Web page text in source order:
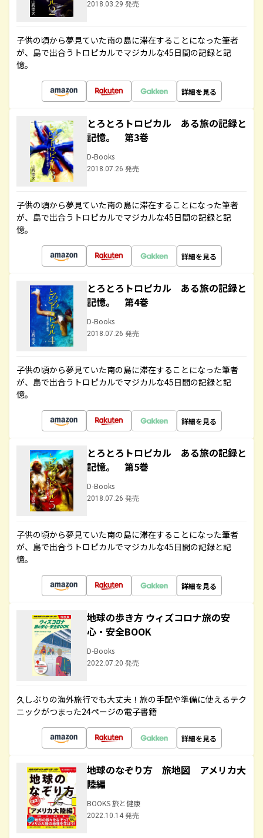
2018.03.29 発売
子供の頃から夢見ていた南の島に滞在することになった筆者
が、島で出合うトロピカルでマジカルな45日間の記録と記
憶。
詳細を見る
とろとろトロピカル ある旅の記録と
記憶。 第3巻
D-Books
2018.07.26 発売
子供の頃から夢見ていた南の島に滞在することになった筆者
が、島で出合うトロピカルでマジカルな45日間の記録と記
憶。
詳細を見る
とろとろトロピカル ある旅の記録と
記憶。 第4巻
D-Books
2018.07.26 発売
子供の頃から夢見ていた南の島に滞在することになった筆者
が、島で出合うトロピカルでマジカルな45日間の記録と記
憶。
詳細を見る
とろとろトロピカル ある旅の記録と
記憶。 第5巻
D-Books
2018.07.26 発売
子供の頃から夢見ていた南の島に滞在することになった筆者
が、島で出合うトロピカルでマジカルな45日間の記録と記
憶。
詳細を見る
地球の歩き方 ウィズコロナ旅の安
心・安全BOOK
D-Books
2022.07.20 発売
久しぶりの海外旅行でも大丈夫！旅の手配や準備に使えるテク
ニックがつまった24ページの電子書籍
詳細を見る
地球のなぞり方 旅地図 アメリカ大
陸編
BOOKS 旅と健康
2022.10.14 発売